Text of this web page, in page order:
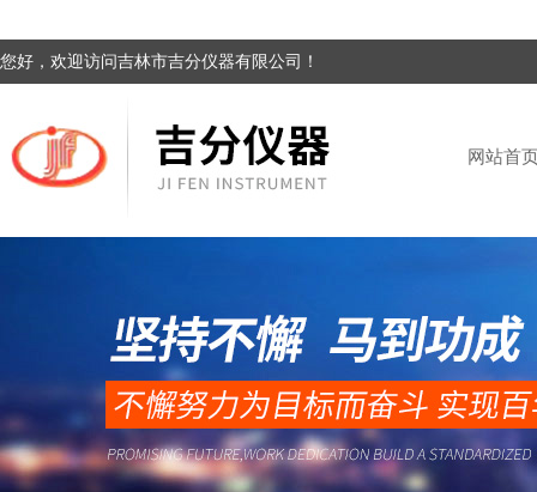
您好，欢迎访问吉林市吉分仪器有限公司！
网站首